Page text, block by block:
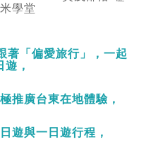
著「偏愛旅行」，一起
，
推廣台東在地體驗，
遊與一日遊行程，